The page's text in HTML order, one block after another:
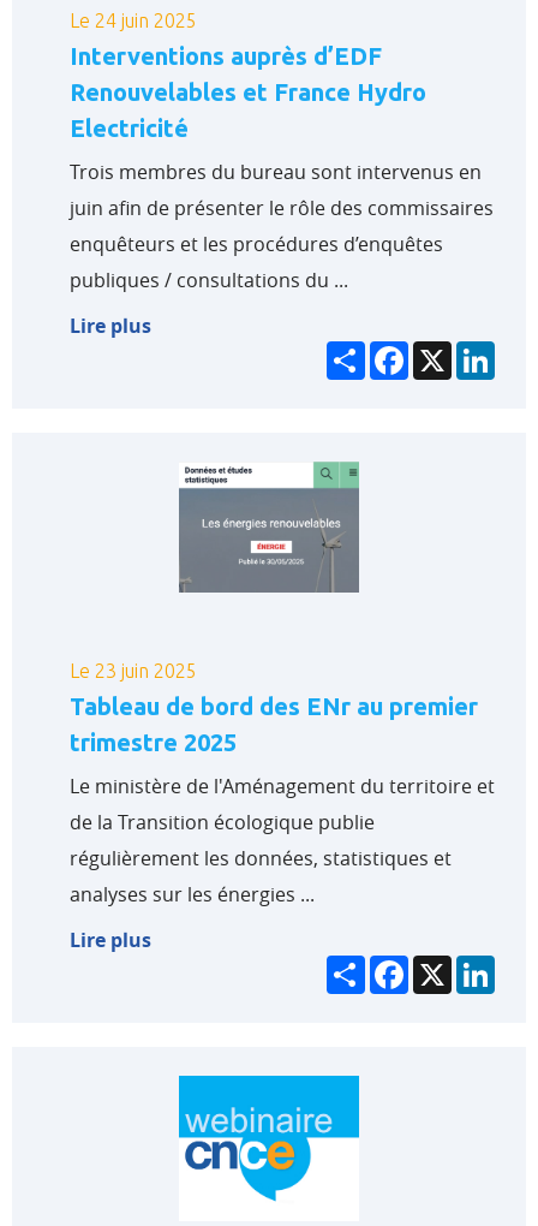
Le 24 juin 2025
Interventions auprès d’EDF
Renouvelables et France Hydro
Electricité
Trois membres du bureau sont intervenus en
juin afin de présenter le rôle des commissaires
enquêteurs et les procédures d’enquêtes
publiques / consultations du ...
Lire plus
PartagerFacebook
X
Le 23 juin 2025
Tableau de bord des ENr au premier
trimestre 2025
Le ministère de l'Aménagement du territoire et
de la Transition écologique publie
régulièrement les données, statistiques et
analyses sur les énergies ...
Lire plus
PartagerFacebook
X